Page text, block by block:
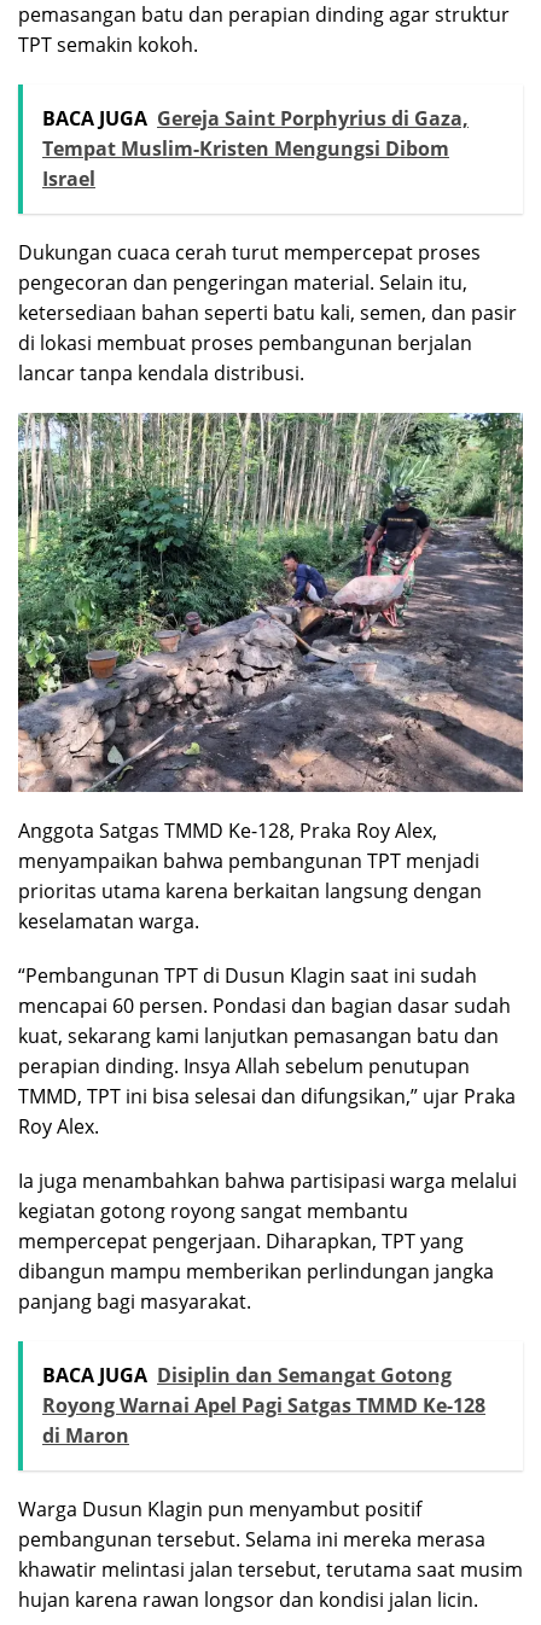
pemasangan batu dan perapian dinding agar struktur
TPT semakin kokoh.
BACA JUGA Gereja Saint Porphyrius di Gaza,
Tempat Muslim-Kristen Mengungsi Dibom
Israel
Dukungan cuaca cerah turut mempercepat proses
pengecoran dan pengeringan material. Selain itu,
ketersediaan bahan seperti batu kali, semen, dan pasir
di lokasi membuat proses pembangunan berjalan
lancar tanpa kendala distribusi.
Anggota Satgas TMMD Ke-128, Praka Roy Alex,
menyampaikan bahwa pembangunan TPT menjadi
prioritas utama karena berkaitan langsung dengan
keselamatan warga.
“Pembangunan TPT di Dusun Klagin saat ini sudah
mencapai 60 persen. Pondasi dan bagian dasar sudah
kuat, sekarang kami lanjutkan pemasangan batu dan
perapian dinding. Insya Allah sebelum penutupan
TMMD, TPT ini bisa selesai dan difungsikan,” ujar Praka
Roy Alex.
Ia juga menambahkan bahwa partisipasi warga melalui
kegiatan gotong royong sangat membantu
mempercepat pengerjaan. Diharapkan, TPT yang
dibangun mampu memberikan perlindungan jangka
panjang bagi masyarakat.
BACA JUGA Disiplin dan Semangat Gotong
Royong Warnai Apel Pagi Satgas TMMD Ke-128
di Maron
Warga Dusun Klagin pun menyambut positif
pembangunan tersebut. Selama ini mereka merasa
khawatir melintasi jalan tersebut, terutama saat musim
hujan karena rawan longsor dan kondisi jalan licin.